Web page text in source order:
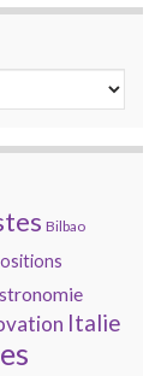
Bilbao
Italie